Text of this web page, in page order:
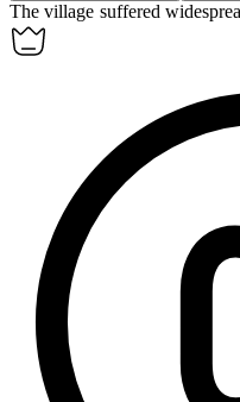
The village suffered